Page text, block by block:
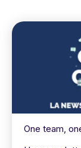
One team,